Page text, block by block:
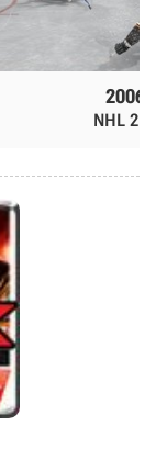
2006
NHL 2K7